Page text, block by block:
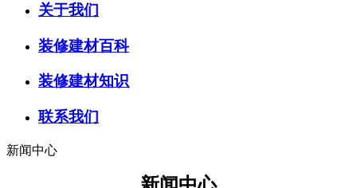
关于我们
装修建材百科
装修建材知识
联系我们
新闻中心